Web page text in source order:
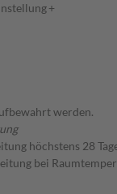
+
werden.
höchstens 28
bei